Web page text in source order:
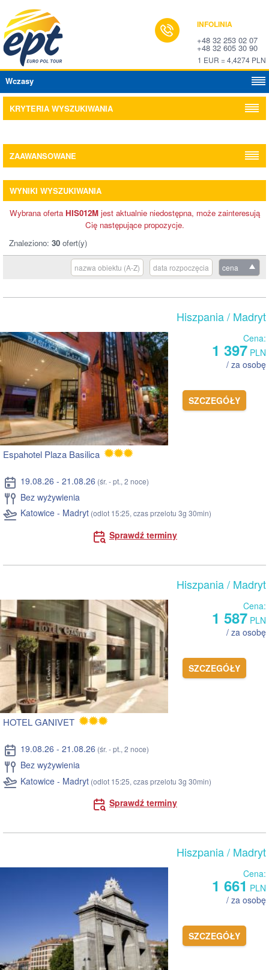
INFOLINIA
+48 32 253 02 07
+48 32 605 30 90
1 EUR = 4,4274 PLN
Wczasy
KRYTERIA WYSZUKIWANIA
ZAAWANSOWANE
WYNIKI WYSZUKIWANIA
Wybrana oferta HIS012Mjest aktualnie niedostępna, może zainteresują
Cię następujące propozycje.
Znaleziono: 30 ofert(y)
cena
data rozpoczęcia
nazwa obiektu (A-Z)
Hiszpania/ Madryt
Cena:
1 397 PLN
/ za osobę
SZCZEGÓŁY
Espahotel Plaza Basilica
19.08.26 - 21.08.26 (śr. - pt., 2 noce)
Bez wyżywienia
Katowice - Madryt (odlot 15:25, czas przelotu 3g 30min)
Sprawdź terminy
Hiszpania/ Madryt
Cena:
1 587 PLN
/ za osobę
SZCZEGÓŁY
HOTEL GANIVET
19.08.26 - 21.08.26 (śr. - pt., 2 noce)
Bez wyżywienia
Katowice - Madryt (odlot 15:25, czas przelotu 3g 30min)
Sprawdź terminy
Hiszpania/ Madryt
Cena:
1 661 PLN
/ za osobę
SZCZEGÓŁY